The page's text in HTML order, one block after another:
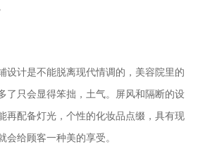
计是不能脱离现代情调的，美容院里的
了只会显得笨拙，土气。屏风和隔断的设
再配备灯光，个性的化妆品点缀，具有现
会给顾客一种美的享受。